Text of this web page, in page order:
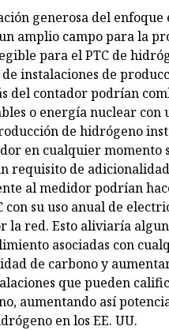
generosa del enfoque
amplio campo para la
para el PTC de
instalaciones de
del contador podrían
o energía nuclear con
de hidrógeno
en cualquier momento
requisito de
al medidor podrían
con su uso anual de
la red. Esto aliviaría
asociadas con
de carbono y
que pueden
aumentando así
en los EE. UU.